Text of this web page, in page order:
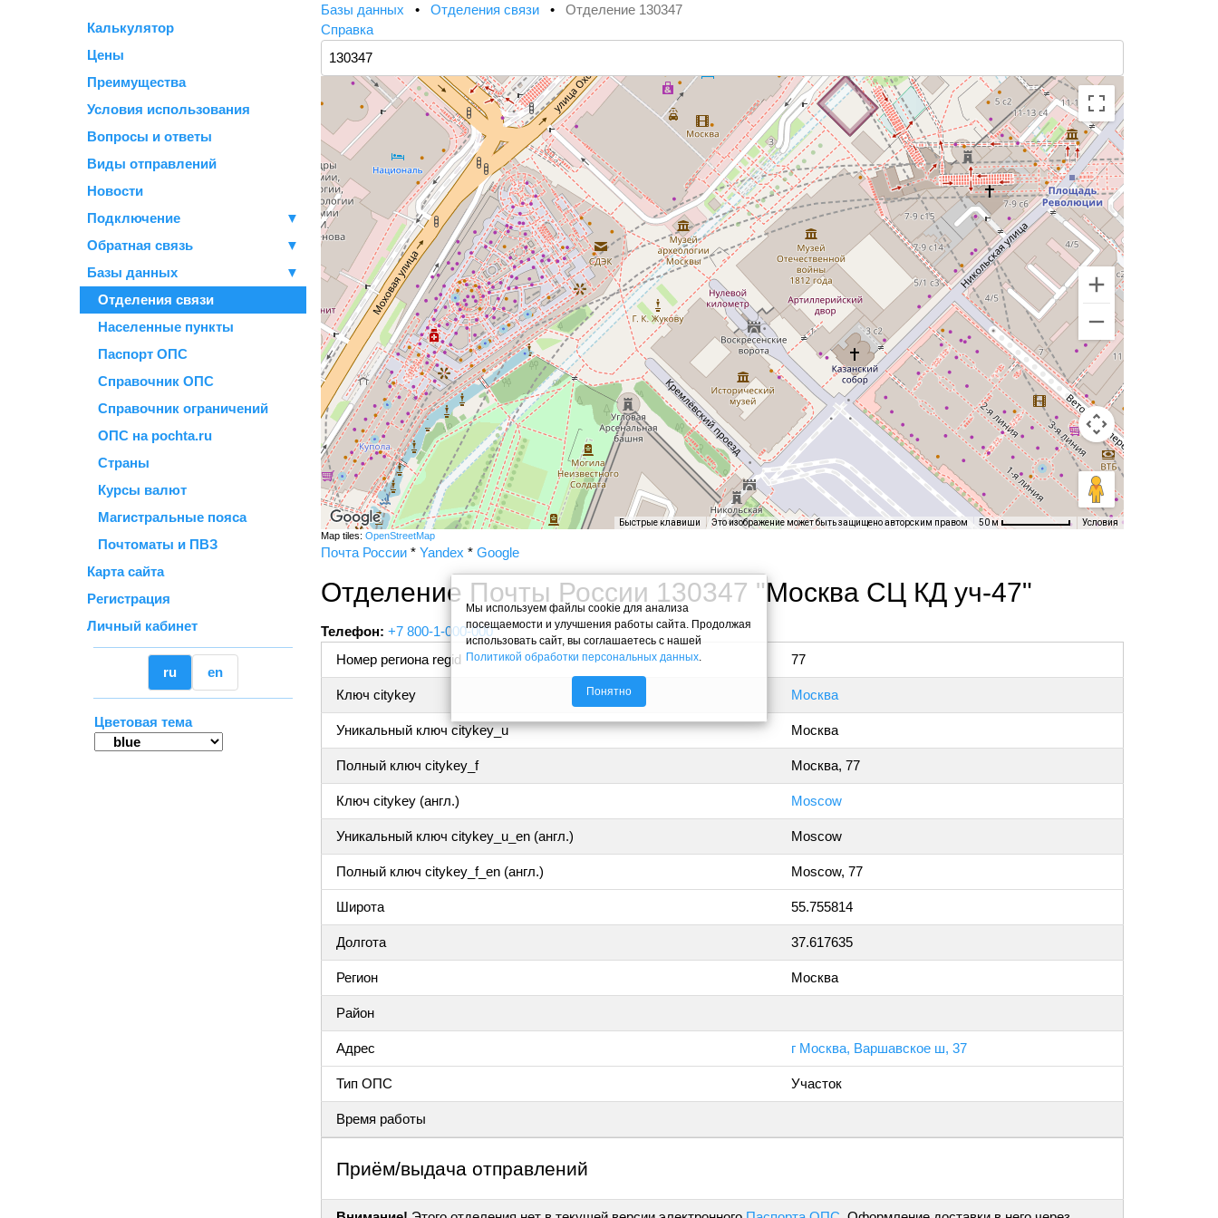
Калькулятор
Цены
Преимущества
Условия использования
Вопросы и ответы
Виды отправлений
Новости
Подключение
▼
Обратная связь
▼
Базы данных
▼
Отделения связи
Населенные пункты
Паспорт ОПС
Справочник ОПС
Справочник ограничений
ОПС на pochta.ru
Страны
Курсы валют
Магистральные пояса
Почтоматы и ПВЗ
Карта сайта
Регистрация
Личный кабинет
ru en
Цветовая тема
Базы данных • Отделения связи • Отделение 130347
Справка
Быстрые клавиши Это изображение может быть защищено авторским правом 50 м Условия
Map tiles: OpenStreetMap
Почта России * Yandex * Google
Отделение Почты России 130347 "Москва СЦ КД уч-47"
Телефон: +7 800-1-000-000
Номер региона regid
77
Ключ citykey Москва
Уникальный ключ citykey_u Москва
Полный ключ citykey_f Москва, 77
Ключ citykey (англ.) Moscow
Уникальный ключ citykey_u_en (англ.) Moscow
Полный ключ citykey_f_en (англ.) Moscow, 77
Широта 55.755814
Долгота 37.617635
Регион Москва
Район
Адрес г Москва, Варшавское ш, 37
Тип ОПС Участок
Время работы
Приём/выдача отправлений
Мы используем файлы cookie для анализа
посещаемости и улучшения работы сайта. Продолжая
использовать сайт, вы соглашаетесь с нашей
Политикой обработки персональных данных.
Понятно